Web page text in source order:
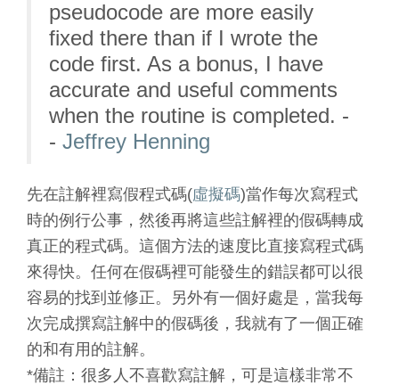
pseudocode are more easily
fixed there than if I wrote the
code first. As a bonus, I have
accurate and useful comments
when the routine is completed. -
- Jeffrey Henning
先在註解裡寫假程式碼(虛擬碼)當作每次寫程式
時的例行公事，然後再將這些註解裡的假碼轉成
真正的程式碼。這個方法的速度比直接寫程式碼
來得快。任何在假碼裡可能發生的錯誤都可以很
容易的找到並修正。另外有一個好處是，當我每
次完成撰寫註解中的假碼後，我就有了一個正確
的和有用的註解。
*備註：很多人不喜歡寫註解，可是這樣非常不